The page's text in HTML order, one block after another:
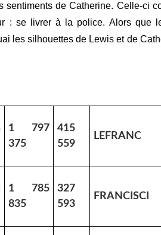
sentiments de Catherine. Celle-ci
: se livrer à la police. Alors que
les silhouettes de Lewis et de
1 797
375
415
559
LEFRANC
1 785
835
327
593
FRANCISCI